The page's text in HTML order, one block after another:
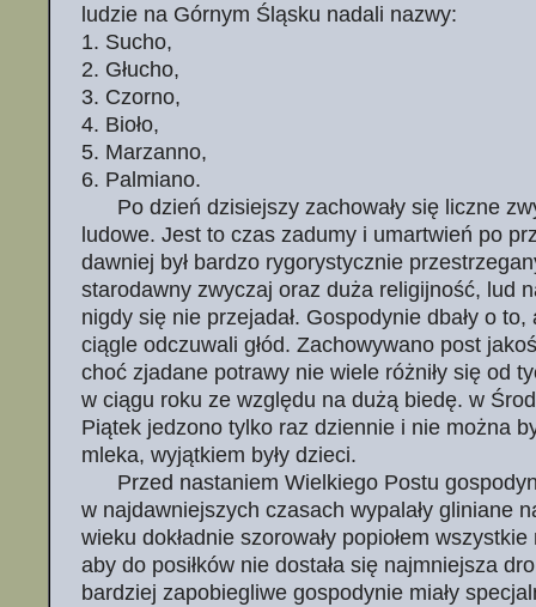
ludzie na Górnym Śląsku nadali nazwy:
1. Sucho,
2. Głucho,
3. Czorno,
4. Bioło,
5. Marzanno,
6. Palmiano.
Po dzień dzisiejszy zachowały się liczne
ludowe. Jest to czas zadumy i umartwień po
dawniej był bardzo rygorystycznie
starodawny zwyczaj oraz duża religijność, lud
nigdy się nie przejadał. Gospodynie dbały o
ciągle odczuwali głód. Zachowywano post
choć zjadane potrawy nie wiele różniły się od
w ciągu roku ze względu na dużą biedę. w
Piątek jedzono tylko raz dziennie i nie można
mleka, wyjątkiem były dzieci.
Przed nastaniem Wielkiego Postu
w najdawniejszych czasach wypalały gliniane
wieku dokładnie szorowały popiołem
aby do posiłków nie dostała się najmniejsza
bardziej zapobiegliwe gospodynie miały